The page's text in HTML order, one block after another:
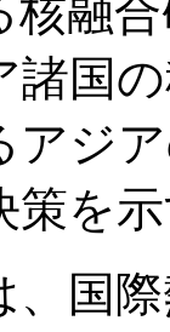
核融
諸国
アジ
策を
、国